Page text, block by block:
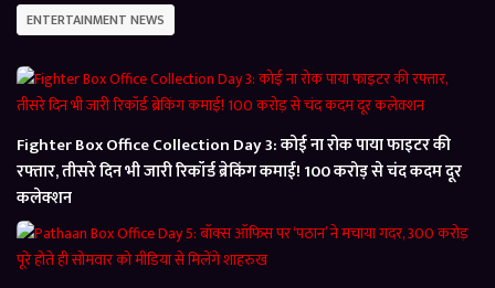
ENTERTAINMENT NEWS
Fighter Box Office Collection Day 3: कोई ना रोक पाया फाइटर की
रफ्तार, तीसरे दिन भी जारी रिकॉर्ड ब्रेकिंग कमाई! 100 करोड़ से चंद कदम दूर
कलेक्शन